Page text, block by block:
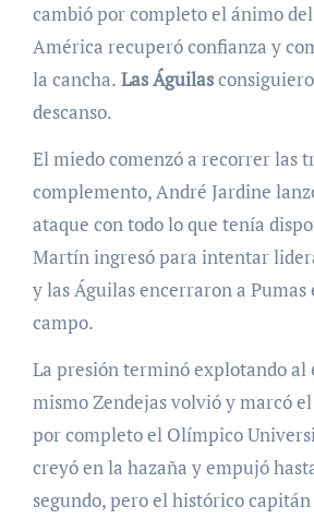
cambió por completo el ánimo
América recuperó confianza y
la cancha. Las Águilas
descanso.
El miedo comenzó a recorrer las
complemento, André Jardine
ataque con todo lo que tenía
Martín ingresó para intentar
y las Águilas encerraron a Pumas
campo.
La presión terminó explotando al
mismo Zendejas volvió y marcó
por completo el Olímpico
creyó en la hazaña y empujó
segundo, pero el histórico